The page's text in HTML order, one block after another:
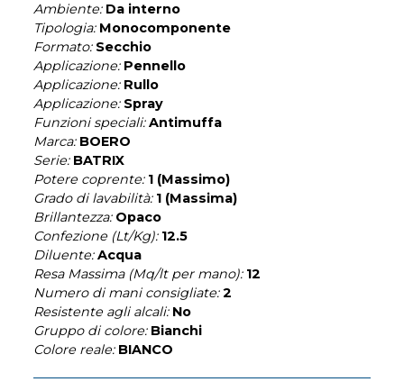
Ambiente: Da interno
Tipologia: Monocomponente
Formato: Secchio
Applicazione: Pennello
Applicazione: Rullo
Applicazione: Spray
Funzioni speciali: Antimuffa
Marca: BOERO
Serie: BATRIX
Potere coprente: 1 (Massimo)
Grado di lavabilità: 1 (Massima)
Brillantezza: Opaco
Confezione (Lt/Kg): 12.5
Diluente: Acqua
Resa Massima (Mq/lt per mano): 12
Numero di mani consigliate: 2
Resistente agli alcali: No
Gruppo di colore: Bianchi
Colore reale: BIANCO